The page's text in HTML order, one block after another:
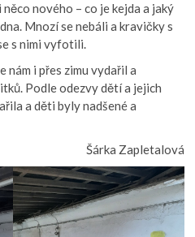
nového – co je kejda a jaký
Mnozí se nebáli a kravičky s
s nimi vyfotili.
i přes zimu vydařil a
Podle odezvy dětí a jejich
a děti byly nadšené a
Šárka Zapletalová